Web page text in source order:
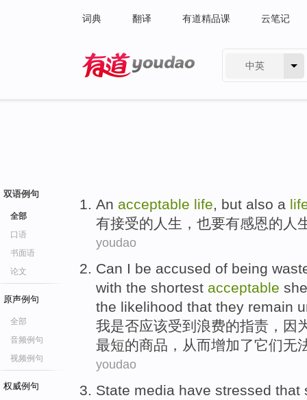
词典 翻译 有道精品课 云笔记
中英
双语例句
全部
口语
书面语
论文
原声例句
全部
音频例句
视频例句
权威例句
An acceptable life, but also a
有接受的 人生 ， 也要有感恩的 人
youdao
Can I be accused of being
with the shortest acceptable
the likelihood that they remain
我是否应该受到 浪费的指责 ， 因
最短的商品 ， 从而增加了它们无
youdao
State media have stressed that